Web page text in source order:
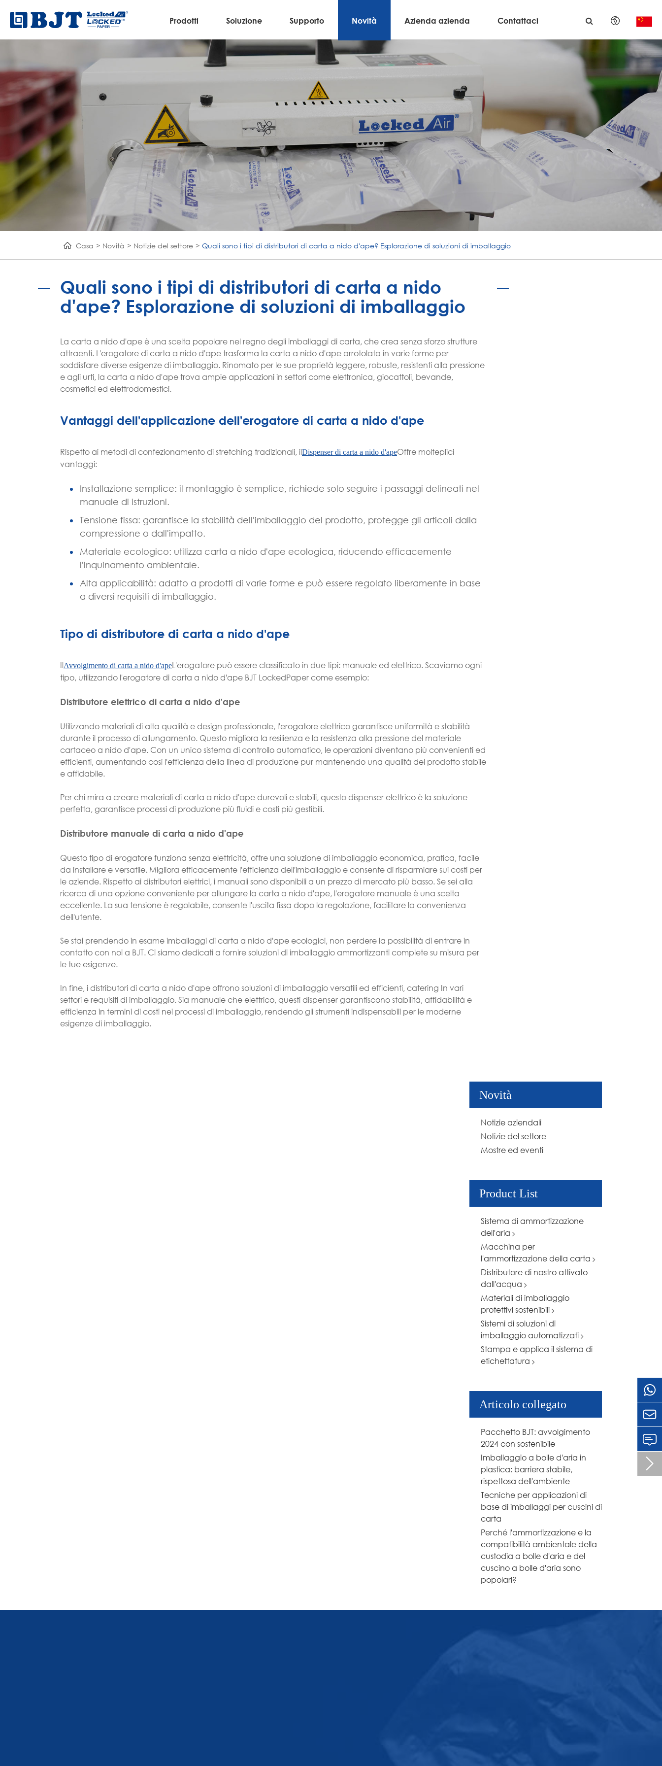
Prodotti Soluzione Supporto Novità Azienda azienda Contattaci
English
日本語
français
Deutsch
português
Casa Novità Notizie del settore Quali sono i tipi di distributori di carta a nido d'ape? Esplorazione di soluzioni di imballaggio
Quali sono i tipi di distributori di carta a nido
d'ape? Esplorazione di soluzioni di imballaggio
La carta a nido d'ape è una scelta popolare nel regno degli imballaggi di carta, che crea senza sforzo strutture
attraenti. L'erogatore di carta a nido d'ape trasforma la carta a nido d'ape arrotolata in varie forme per
soddisfare diverse esigenze di imballaggio. Rinomato per le sue proprietà leggere, robuste, resistenti alla pressione
e agli urti, la carta a nido d'ape trova ampie applicazioni in settori come elettronica, giocattoli, bevande,
cosmetici ed elettrodomestici.
Vantaggi dell'applicazione dell'erogatore di carta a nido d'ape
Rispetto ai metodi di confezionamento di stretching tradizionali, ilDispenser di carta a nido d'apeOffre molteplici
vantaggi:
Installazione semplice: il montaggio è semplice, richiede solo seguire i passaggi delineati nel
manuale di istruzioni.
Tensione fissa: garantisce la stabilità dell'imballaggio del prodotto, protegge gli articoli dalla
compressione o dall'impatto.
Materiale ecologico: utilizza carta a nido d'ape ecologica, riducendo efficacemente
l'inquinamento ambientale.
Alta applicabilità: adatto a prodotti di varie forme e può essere regolato liberamente in base
a diversi requisiti di imballaggio.
Tipo di distributore di carta a nido d'ape
IlAvvolgimento di carta a nido d'apeL'erogatore può essere classificato in due tipi: manuale ed elettrico. Scaviamo ogni
tipo, utilizzando l'erogatore di carta a nido d'ape BJT LockedPaper come esempio:
Distributore elettrico di carta a nido d'ape
Utilizzando materiali di alta qualità e design professionale, l'erogatore elettrico garantisce uniformità e stabilità
durante il processo di allungamento. Questo migliora la resilienza e la resistenza alla pressione del materiale
cartaceo a nido d'ape. Con un unico sistema di controllo automatico, le operazioni diventano più convenienti ed
efficienti, aumentando così l'efficienza della linea di produzione pur mantenendo una qualità del prodotto stabile
e affidabile.
Per chi mira a creare materiali di carta a nido d'ape durevoli e stabili, questo dispenser elettrico è la soluzione
perfetta, garantisce processi di produzione più fluidi e costi più gestibili.
Distributore manuale di carta a nido d'ape
Questo tipo di erogatore funziona senza elettricità, offre una soluzione di imballaggio economica, pratica, facile
da installare e versatile. Migliora efficacemente l'efficienza dell'imballaggio e consente di risparmiare sui costi per
le aziende. Rispetto ai distributori elettrici, i manuali sono disponibili a un prezzo di mercato più basso. Se sei alla
ricerca di una opzione conveniente per allungare la carta a nido d'ape, l'erogatore manuale è una scelta
eccellente. La sua tensione è regolabile, consente l'uscita fissa dopo la regolazione, facilitare la convenienza
dell'utente.
Se stai prendendo in esame imballaggi di carta a nido d'ape ecologici, non perdere la possibilità di entrare in
contatto con noi a BJT. Ci siamo dedicati a fornire soluzioni di imballaggio ammortizzanti complete su misura per
le tue esigenze.
In fine, i distributori di carta a nido d'ape offrono soluzioni di imballaggio versatili ed efficienti, catering In vari
settori e requisiti di imballaggio. Sia manuale che elettrico, questi dispenser garantiscono stabilità, affidabilità e
efficienza in termini di costi nei processi di imballaggio, rendendo gli strumenti indispensabili per le moderne
esigenze di imballaggio.
Novità
Notizie aziendali
Notizie del settore
Mostre ed eventi
Product List
Sistema di ammortizzazione
dell'aria
Macchina per
l'ammortizzazione della carta
Distributore di nastro attivato
dall'acqua
Materiali di imballaggio
protettivi sostenibili
Sistemi di soluzioni di
imballaggio automatizzati
Stampa e applica il sistema di
etichettatura
Articolo collegato
Pacchetto BJT: avvolgimento
2024 con sostenibile
Imballaggio a bolle d'aria in
plastica: barriera stabile,
rispettosa dell'ambiente
Tecniche per applicazioni di
base di imballaggi per cuscini di
carta
Perché l'ammortizzazione e la
compatibilità ambientale della
custodia a bolle d'aria e del
cuscino a bolle d'aria sono
popolari?

